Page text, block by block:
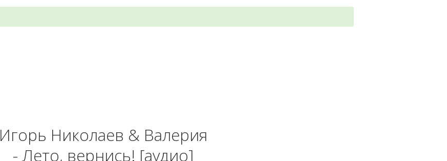
Игорь Николаев & Валерия
- Лето, вернись! [аудио]